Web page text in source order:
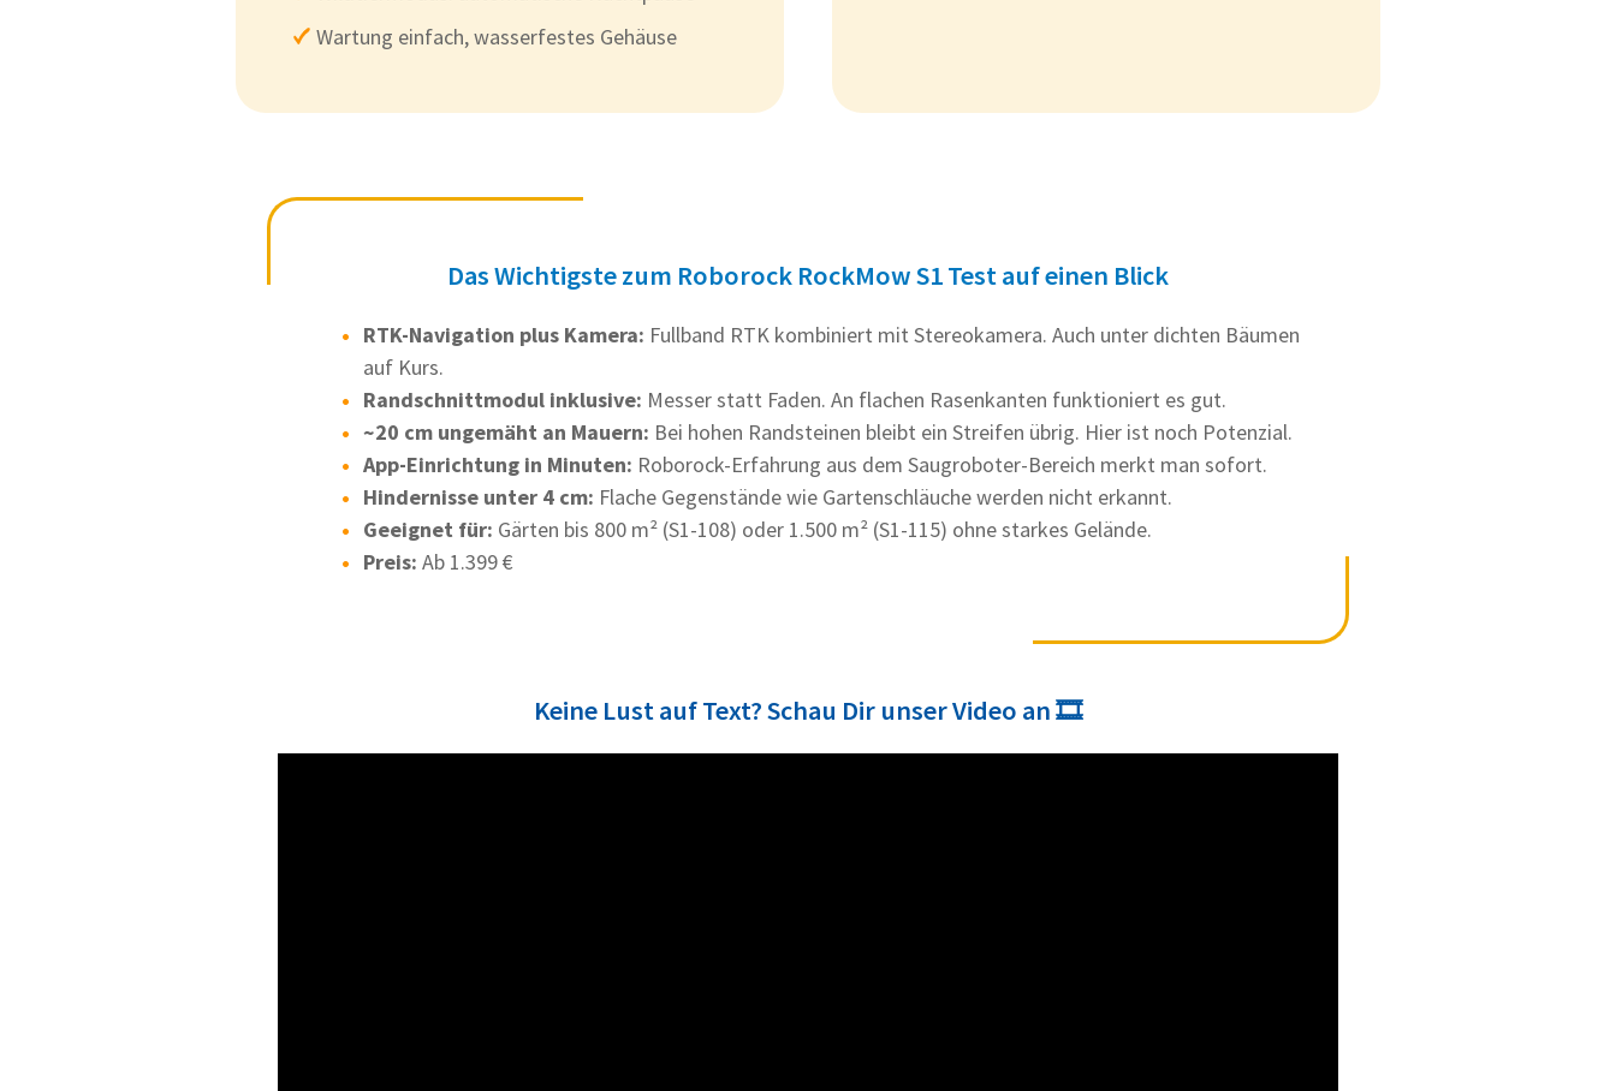
Wartung einfach, wasserfestes Gehäuse
Das Wichtigste zum Roborock RockMow S1 Test auf einen Blick
RTK-Navigation plus Kamera: Fullband RTK kombiniert mit Stereokamera. Auch unter dichten Bäumen
auf Kurs.
Randschnittmodul inklusive: Messer statt Faden. An flachen Rasenkanten funktioniert es gut.
~20 cm ungemäht an Mauern: Bei hohen Randsteinen bleibt ein Streifen übrig. Hier ist noch Potenzial.
App-Einrichtung in Minuten: Roborock-Erfahrung aus dem Saugroboter-Bereich merkt man sofort.
Hindernisse unter 4 cm: Flache Gegenstände wie Gartenschläuche werden nicht erkannt.
Geeignet für: Gärten bis 800 m² (S1-108) oder 1.500 m² (S1-115) ohne starkes Gelände.
Preis: Ab 1.399 €
Keine Lust auf Text? Schau Dir unser Video an 🎞️